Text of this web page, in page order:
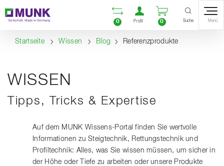
Inhalt
Inhaltsverzeichnis
Navigation Vergleichsliste öffnen
0
Benutzerkonto
Profil
Warenkorb
0 Suche Menü
Startseite Wissen Blog Referenzprodukte
WISSEN
Tipps, Tricks & Expertise
Auf dem MUNK Wissens-Portal finden Sie wertvolle
Informationen zu Steigtechnik, Rettungstechnik und
Profiltechnik: Alles, was Sie wissen müssen, um sicher in
der Höhe oder Tiefe zu arbeiten oder unsere Produkte